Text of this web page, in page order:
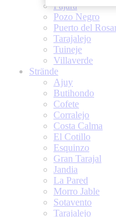
Pajara
Pozo Negro
Puerto del
Tarajalejo
Tuineje
Villaverde
Strände
Ajuy
Butihondo
Cofete
Corralejo
Costa Calma
El Cotillo
Esquinzo
Gran Tarajal
Jandia
La Pared
Morro Jable
Sotavento
Tarajalejo